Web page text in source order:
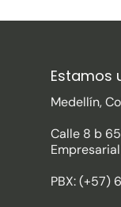
Estamos
Medellín,
Calle 8 b
PBX: (+57)